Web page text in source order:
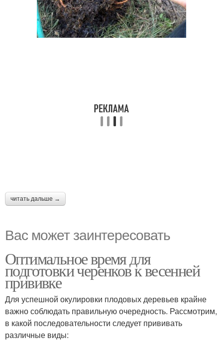
читать дальше →
Вас может заинтересовать
Оптимальное время для
подготовки черенков к весенней
прививке
Для успешной окулировки плодовых деревьев крайне
важно соблюдать правильную очередность. Рассмотрим,
в какой последовательности следует прививать
различные виды: